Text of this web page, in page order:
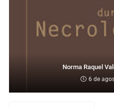
Norma Raquel
6 de